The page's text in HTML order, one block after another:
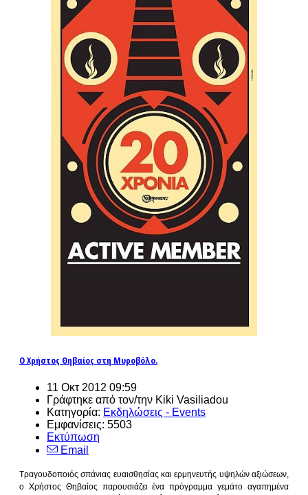
Ο Χρήστος Θηβαίος στη Μυροβόλο.
11 Οκτ 2012 09:59
Γράφτηκε από τον/την Kiki Vasiliadou
Κατηγορία: Εκδηλώσεις - Events
Εμφανίσεις: 5503
Εκτύπωση
Email
Τραγουδοποιός σπάνιας ευαισθησίας και ερμηνευτής υψηλών αξιώσεων,
ο Χρήστος Θηβαίος παρουσιάζει ένα πρόγραμμα γεμάτο αγαπημένα